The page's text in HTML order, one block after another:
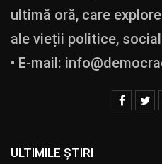
ultimă oră, care
ale vieții politice,
• E-mail:
ULTIMILE ȘTIRI